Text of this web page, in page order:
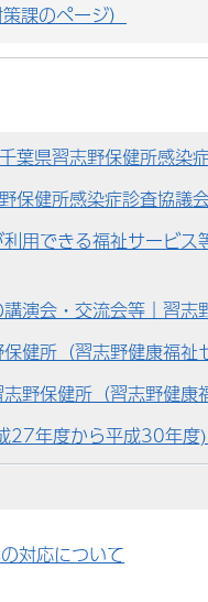
課のページ）
葉県習志野保健所感
保健所感染症診査協議
用できる福祉サービ
演会・交流会等｜習志
健所（習志野健康福祉
野保健所（習志野健康
27年度から平成30年
対応について